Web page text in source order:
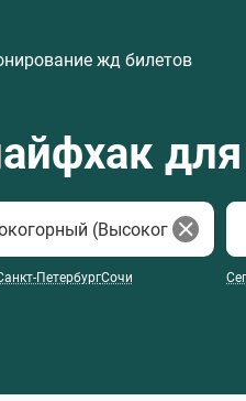
жд билетов
ПетербургСочи